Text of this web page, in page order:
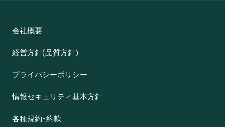
会社概要
経営方針(品質方針)
プライバシーポリシー
情報セキュリティ基本方針
各種規約・約款